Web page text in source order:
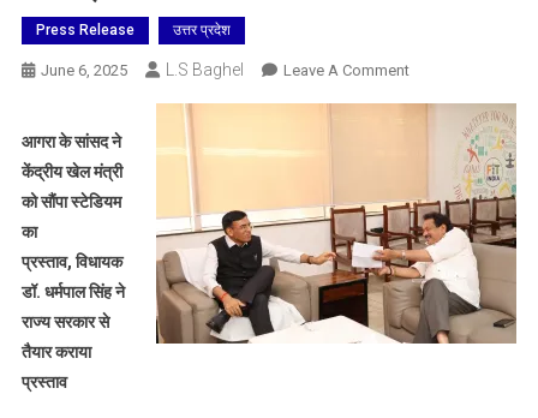
Press Release उत्तर प्रदेश
June 6, 2025 L.S Baghel Leave A CommentOn
में
बनेगा
मिनी
स्टेडियम,
केंद्रीय
खेल
आगरा के सांसद ने
केंद्रीय खेल मंत्री
को सौंपा स्टेडियम
का
प्रस्ताव, विधायक
डॉ. धर्मपाल सिंह ने
राज्य सरकार से
तैयार कराया
प्रस्ताव